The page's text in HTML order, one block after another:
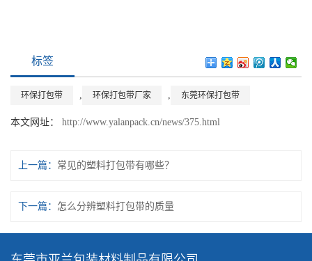
标签
环保打包带 , 环保打包带厂家 , 东莞环保打包带
本文网址： http://www.yalanpack.cn/news/375.html
上一篇： 常见的塑料打包带有哪些？
下一篇： 怎么分辨塑料打包带的质量